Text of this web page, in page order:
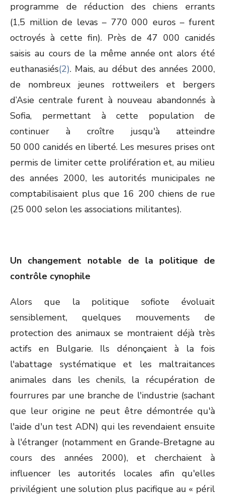
programme de réduction des chiens errants
(1,5 million de levas – 770 000 euros – furent
octroyés à cette fin). Près de 47 000 canidés
saisis au cours de la même année ont alors été
euthanasiés(2). Mais, au début des années 2000,
de nombreux jeunes rottweilers et bergers
d’Asie centrale furent à nouveau abandonnés à
Sofia, permettant à cette population de
continuer à croître jusqu'à atteindre
50 000 canidés en liberté. Les mesures prises ont
permis de limiter cette prolifération et, au milieu
des années 2000, les autorités municipales ne
comptabilisaient plus que 16 200 chiens de rue
(25 000 selon les associations militantes).
Un changement notable de la politique de
contrôle cynophile
Alors que la politique sofiote évoluait
sensiblement, quelques mouvements de
protection des animaux se montraient déjà très
actifs en Bulgarie. Ils dénonçaient à la fois
l'abattage systématique et les maltraitances
animales dans les chenils, la récupération de
fourrures par une branche de l'industrie (sachant
que leur origine ne peut être démontrée qu'à
l'aide d'un test ADN) qui les revendaient ensuite
à l'étranger (notamment en Grande-Bretagne au
cours des années 2000), et cherchaient à
influencer les autorités locales afin qu'elles
privilégient une solution plus pacifique au « péril